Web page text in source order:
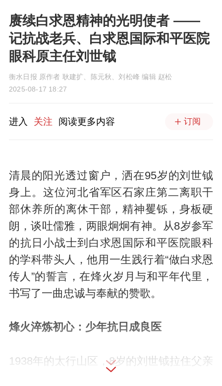
赓续白求恩精神的光明使者 ——
记抗战老兵、白求恩国际和平医院
眼科原主任刘世钺
衡水日报 原作者 耿建扩、陈元秋、刘松峰 编辑 赵松
2025-08-17 18:27
进入 关注 阅读更多内容 订阅
清晨的阳光透过窗户，洒在95岁的刘世钺
身上。这位河北省军区石家庄第二离职干
部休养所的离休干部，精神矍铄，身板硬
朗，谈吐儒雅，两眼炯炯有神。从8岁参军
的抗日小战士到白求恩国际和平医院眼科
的学科带头人，他用一生践行着“做白求恩
传人”的誓言，在烽火岁月与和平年代里，
书写了一曲忠诚与奉献的赞歌。
烽火淬炼初心：少年抗日成良医
1938年的太行山区，8岁的刘世钺拉住父亲